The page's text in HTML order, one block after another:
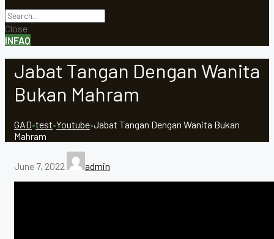
Close
INFAQ
Jabat Tangan Dengan Wanita
Bukan Mahram
GAD•test•Youtube•Jabat Tangan Dengan Wanita Bukan
Mahram
June 7, 2022 admin